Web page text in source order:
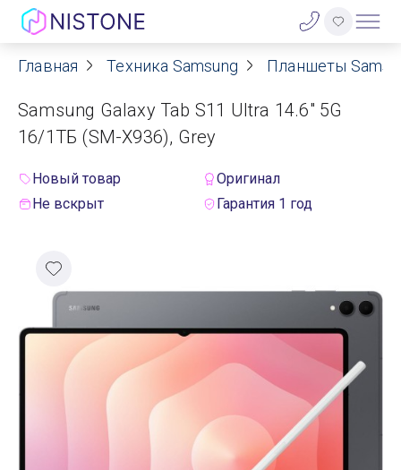
Акции
О нас
Договор оферты
Контакты
Гарантия
Оплата
Главная Техника Samsung Планшеты
Samsung Galaxy Tab S11 Ultra 14.6" 5G
16/1ТБ (SM-X936), Grey
Новый товар
Оригинал
Не вскрыт
Гарантия 1 год